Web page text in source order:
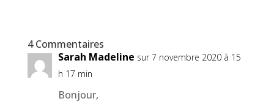
4 Commentaires
Sarah Madeline sur 7 novembre 2020 à 15
h 17 min
Bonjour,